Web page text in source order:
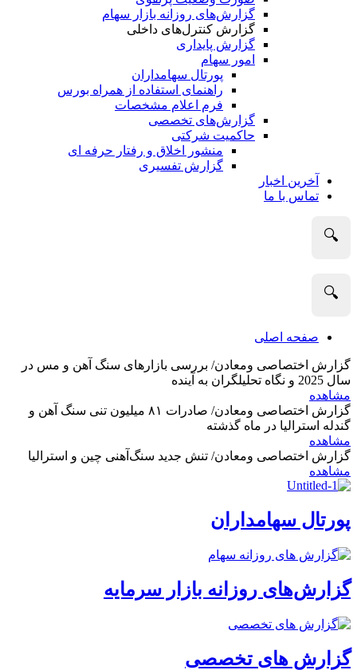
گزارش‌های روزانه بازار سهام
گزارش کنترل‌های داخلی
گزارش پایداری
امور سهام
پورتال سهامداران
راهنمای استفاده از همراه بورس
فرم اعلام مشخصات
گزارش‌های تخصصی
حاکمیت شرکتی
منشور اخلاق و رفتار حرفه­ ای
گزارش تفسیری
آخرین اخبار
تماس با ما
🔍
🔍
صفحه اصلی
گزارش اختصاصی ومعادن/ بررسی بازارهای سنگ آهن و مس در
سال 2025 و نگاه تحلیلگران به آینده
مشاهده
گزارش اختصاصی ومعادن/ صادرات ۸۱ میلیون تنی سنگ آهن و
گندله استرالیا در ماه گذشته
مشاهده
گزارش اختصاصی ومعادن/ تنش جدید سنگ‌آهنی چین و استرالیا
مشاهده
پورتال سهامداران
گزارش‌های روزانه بازار سرمایه
گزارش های تخصصی